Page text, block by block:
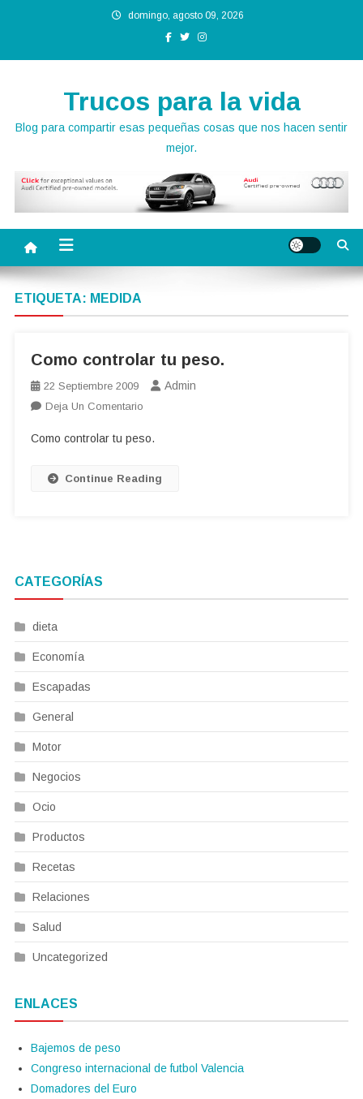
domingo, agosto 09, 2026
Trucos para la vida
Blog para compartir esas pequeñas cosas que nos hacen sentir
mejor.
ETIQUETA: MEDIDA
Como controlar tu peso.
22 Septiembre 2009 Admin
Deja Un ComentarioEn
Controlar
Peso.
Como controlar tu peso.
Continue Reading
CATEGORÍAS
dieta
Economía
Escapadas
General
Motor
Negocios
Ocio
Productos
Recetas
Relaciones
Salud
Uncategorized
ENLACES
Bajemos de peso
Congreso internacional de futbol Valencia
Domadores del Euro